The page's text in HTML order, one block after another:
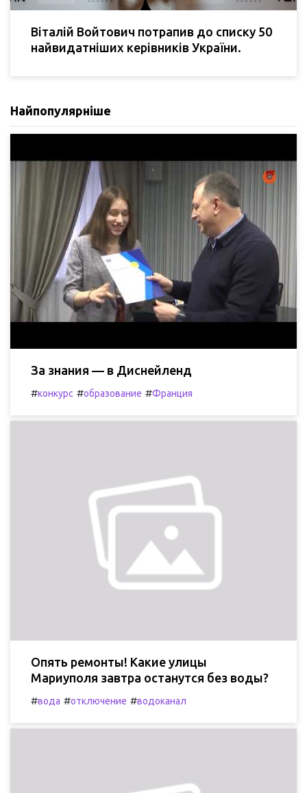
Віталій Войтович потрапив до списку 50
найвидатніших керівників України.
Найпопулярніше
За знания — в Диснейленд
#конкурс #образование #Франция
Опять ремонты! Какие улицы
Мариуполя завтра останутся без воды?
#вода #отключение #водоканал